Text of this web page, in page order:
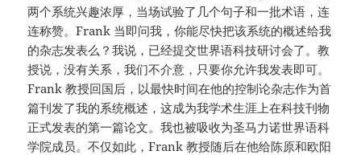
两个系统兴趣浓厚，当场试验了几个句子和一批术语，连
连称赞。Frank 当即问我，你能尽快把该系统的概述给我
的杂志发表么？我说，已经提交世界语科技研讨会了。教
授说，没有关系，我们不介意，只要你允许我发表即可。
Frank 教授回国后，以最快时间在他的控制论杂志作为首
篇刊发了我的系统概述，这成为我学术生涯上在科技刊物
正式发表的第一篇论文。我也被吸收为圣马力诺世界语科
学院成员。不仅如此，Frank 教授随后在他给陈原和欧阳